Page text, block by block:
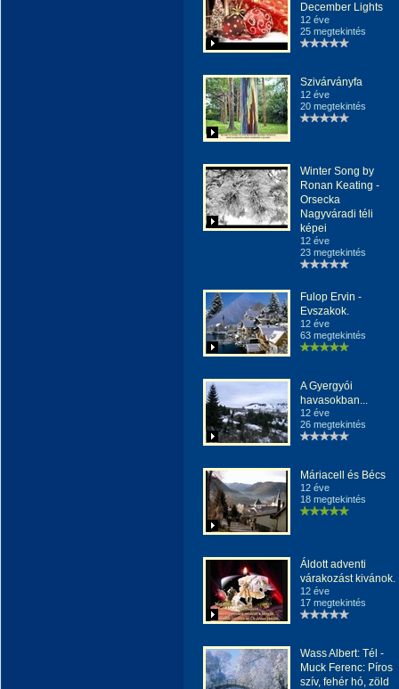
December Lights
12 éve
25 megtekintés
Szivárványfa
12 éve
20 megtekintés
Winter Song by
Ronan Keating -
Orsecka
Nagyváradi téli
képei
12 éve
23 megtekintés
Fulop Ervin -
Evszakok.
12 éve
63 megtekintés
A Gyergyói
havasokban...
12 éve
26 megtekintés
Máriacell és Bécs
12 éve
18 megtekintés
Áldott adventi
várakozást kivánok.
12 éve
17 megtekintés
Wass Albert: Tél -
Muck Ferenc: Píros
szív, fehér hó, zöld